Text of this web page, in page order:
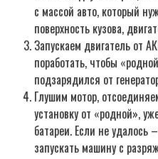
с массой авто, который
поверхность кузова,
Запускаем двигатель от
поработать, чтобы
подзарядился от
Глушим мотор,
установку от «родной»,
батареи. Если не удалось
запускать машину с